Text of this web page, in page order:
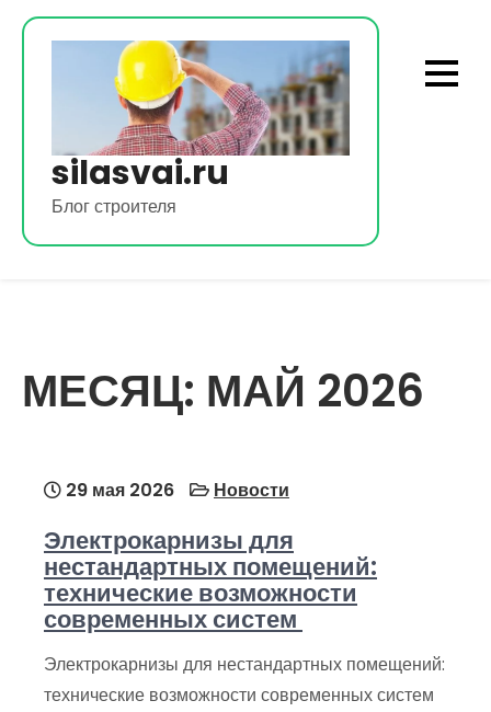
Перейти
silasvai.ru
Блог строителя
МЕСЯЦ: МАЙ 2026
29 мая 2026 Новости
Электрокарнизы для
нестандартных помещений:
технические возможности
современных систем
Электрокарнизы для нестандартных помещений:
технические возможности современных систем